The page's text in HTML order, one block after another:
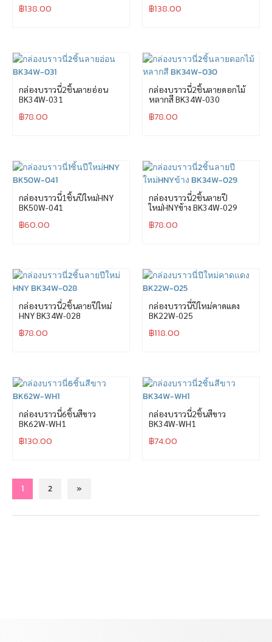
฿138.00 ฿138.00
กล่องบราวนี่2ชิ้นลายอ่อน
BK34W-031
฿78.00
กล่องบราวนี่2ชิ้นลายดอกไม้
หลากสี BK34W-030
฿78.00
กล่องบราวนี่1ชิ้นปีใหม่HNY
BK50W-041
฿60.00
กล่องบราวนี่2ชิ้นลายปี
ใหม่HNYข้าง BK34W-029
฿78.00
กล่องบราวนี่2ชิ้นลายปีใหม่
HNY BK34W-028
฿78.00
กล่องบราวนี่ปีใหม่คาดแดง
BK22W-025
฿118.00
กล่องบราวนี่6ชิ้นสีขาว
BK62W-WH1
฿130.00
กล่องบราวนี่2ชิ้นสีขาว
BK34W-WH1
฿74.00
1 2 »